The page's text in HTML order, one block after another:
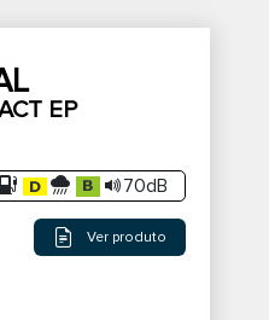
EP
70dB
Ver produto